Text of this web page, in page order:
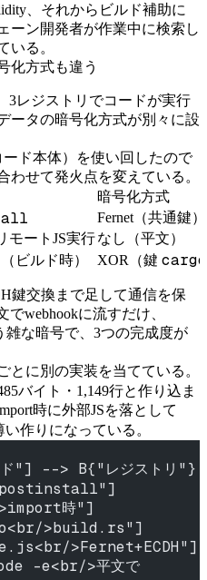
、それからビルド補助に
ーン開発者が作業中に検索し
いる。
化方式も違う
3レジストリでコードが実行
ータの暗号化方式が別々に設
ド本体）を使い回したので
わせて発火点を変えている。
暗号化方式
Fernet（共通鍵
モートJS実行なし（平文）
（ビルド時） XOR（鍵
鍵交換まで足して通信を保
webhookに流すだけ、
雑な暗号で、3つの完成度が
とに別の実装を当てている。
バイト・1,149行と作り込ま
時に外部JSを落として
作りになっている。
ド"] --> B{"レジストリ"}
>import時"]
>build.rs"]
>Fernet+ECDH"]